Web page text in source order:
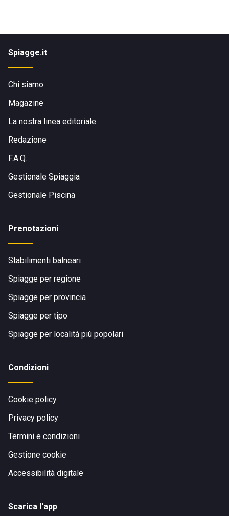
Spiagge.it
Chi siamo
Magazine
La nostra linea editoriale
Redazione
F.A.Q.
Gestionale Spiaggia
Gestionale Piscina
Prenotazioni
Stabilimenti balneari
Spiagge per regione
Spiagge per provincia
Spiagge per tipo
Spiagge per località più popolari
Condizioni
Cookie policy
Privacy policy
Termini e condizioni
Gestione cookie
Accessibilità digitale
Scarica l'app